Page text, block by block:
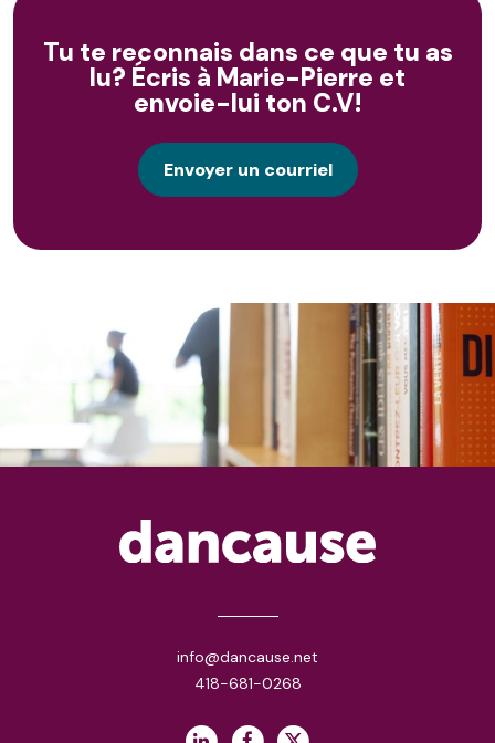
Tu te reconnais dans ce que tu as
lu? Écris à Marie-Pierre et
envoie-lui ton C.V!
Envoyer un courriel
info@dancause.net
418-681-0268